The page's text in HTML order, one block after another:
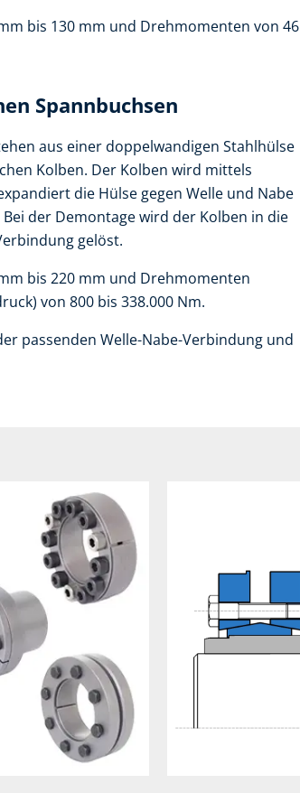
bis 130 mm und Drehmomenten von 46
Spannbuchsen
aus einer doppelwandigen Stahlhülse
Kolben. Der Kolben wird mittels
die Hülse gegen Welle und Nabe
der Demontage wird der Kolben in die
gelöst.
bis 220 mm und Drehmomenten
von 800 bis 338.000 Nm.
passenden Welle-Nabe-Verbindung und